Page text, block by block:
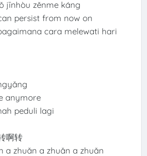
jīnhòu zěnme káng
persist from now on
cara melewati hari
anymore
peduli lagi
啊转
a zhuǎn a zhuǎn a zhuǎn